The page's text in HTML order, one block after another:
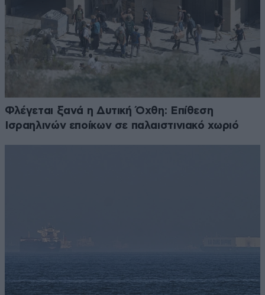
Φλέγεται ξανά η Δυτική Όχθη: Επίθεση
Ισραηλινών εποίκων σε παλαιστινιακό χωριό